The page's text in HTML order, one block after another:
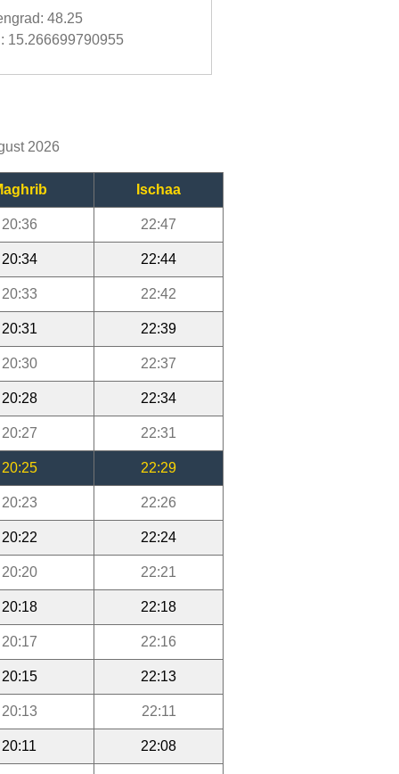
48.25
15.266699790955
2026
Ischaa
20:36 22:47
20:34 22:44
20:33 22:42
20:31 22:39
20:30 22:37
20:28 22:34
20:27 22:31
20:25 22:29
20:23 22:26
20:22 22:24
20:20 22:21
20:18 22:18
20:17 22:16
20:15 22:13
20:13 22:11
20:11 22:08